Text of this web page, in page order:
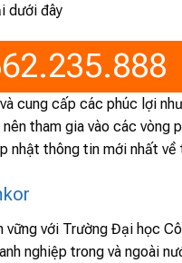
dưới đây
cung cấp các phúc lợi
tham gia vào các vòng
nhật thông tin mới nhất về
với Trường Đại học
nghiệp trong và ngoài